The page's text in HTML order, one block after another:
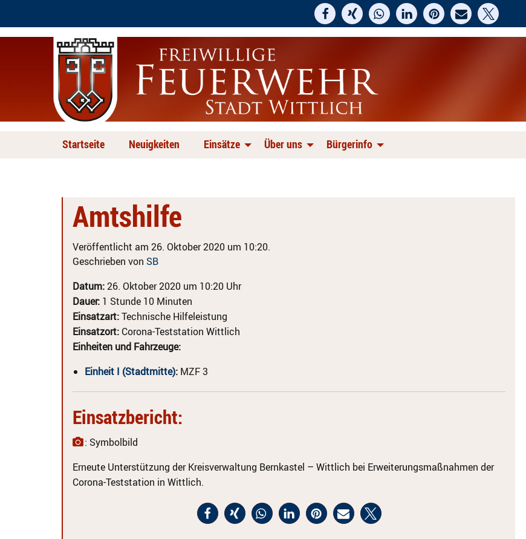
Startseite Neuigkeiten Einsätze Über uns Bürgerinfo
Amtshilfe
Veröffentlicht am 26. Oktober 2020 um 10:20.
Geschrieben von SB
Datum:26. Oktober 2020 um 10:20 Uhr
Dauer: 1 Stunde 10 Minuten
Einsatzart:Technische Hilfeleistung
Einsatzort: Corona-Teststation Wittlich
Einheiten und Fahrzeuge:
Einheit I (Stadtmitte): MZF 3
Einsatzbericht:
: Symbolbild
Erneute Unterstützung der Kreisverwaltung Bernkastel – Wittlich bei Erweiterungsmaßnahmen der
Corona-Teststation in Wittlich.